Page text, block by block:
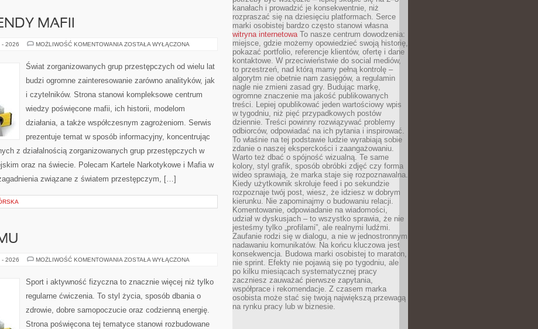
MAFII
- 2026 MOŻLIWOŚĆ KOMENTOWANIA HISTORIA
ZOSTAŁA WYŁĄCZONA
Świat zorganizowanych grup przestępczych od wielu lat
budzi ogromne zainteresowanie zarówno analityków, jak
i czytelników. Strona stanowi kompleksowe centrum
wiedzy poświęcone mafii, ich historii, modelom
działania, a także współczesnym zagrożeniom. Serwis
prezentuje temat w sposób informacyjny, koncentrując
z działalnością zorganizowanych grup przestępczych w
oraz na świecie. Polecam Kartele Narkotykowe i Mafia w
związane z światem przestępczym, […]
- 2026 MOŻLIWOŚĆ KOMENTOWANIA TRENING
ZOSTAŁA WYŁĄCZONA
Sport i aktywność fizyczna to znacznie więcej niż tylko
regularne ćwiczenia. To styl życia, sposób dbania o
zdrowie, dobre samopoczucie oraz codzienną energię.
Strona poświęcona tej tematyce stanowi rozbudowane
kanałach i prowadzić je konsekwentnie, niż
rozpraszać się na dziesięciu platformach. Serce
marki osobistej bardzo często stanowi własna
witryna internetowaTo nasze centrum dowodzenia:
miejsce, gdzie możemy opowiedzieć swoją historię,
pokazać portfolio, referencje klientów, ofertę i dane
kontaktowe. W przeciwieństwie do social mediów,
to przestrzeń, nad którą mamy pełną kontrolę –
algorytm nie obetnie nam zasięgów, a regulamin
nagle nie zmieni zasad gry. Budując markę,
ogromne znaczenie ma jakość publikowanych
treści. Lepiej opublikować jeden wartościowy wpis
w tygodniu, niż pięć przypadkowych postów
dziennie. Treści powinny rozwiązywać problemy
odbiorców, odpowiadać na ich pytania i inspirować.
To właśnie na tej podstawie ludzie wyrabiają sobie
zdanie o naszej eksperckości i zaangażowaniu.
Warto też dbać o spójność wizualną. Te same
kolory, styl grafik, sposób obróbki zdjęć czy forma
wideo sprawiają, że marka staje się rozpoznawalna.
Kiedy użytkownik skroluje feed i po sekundzie
rozpoznaje twój post, wiesz, że idziesz w dobrym
kierunku. Nie zapominajmy o budowaniu relacji.
Komentowanie, odpowiadanie na wiadomości,
udział w dyskusjach – to wszystko sprawia, że nie
jesteśmy tylko „profilami”, ale realnymi ludźmi.
Zaufanie rodzi się w dialogu, a nie w jednostronnym
nadawaniu komunikatów. Na końcu kluczowa jest
konsekwencja. Budowa marki osobistej to maraton,
nie sprint. Efekty nie pojawią się po tygodniu, ale
po kilku miesiącach systematycznej pracy
zaczniesz zauważać pierwsze zapytania,
współprace i rekomendacje. Z czasem marka
osobista może stać się twoją największą przewagą
na rynku pracy lub w biznesie.